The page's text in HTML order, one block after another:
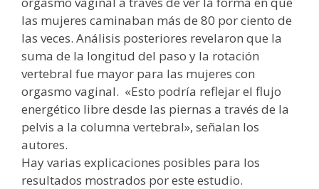
las mujeres caminaban más de 80 por ciento de
las veces. Análisis posteriores revelaron que la
suma de la longitud del paso y la rotación
vertebral fue mayor para las mujeres con
orgasmo vaginal. «Esto podría reflejar el flujo
energético libre desde las piernas a través de la
pelvis a la columna vertebral», señalan los
autores.
Hay varias explicaciones posibles para los
resultados mostrados por este estudio.